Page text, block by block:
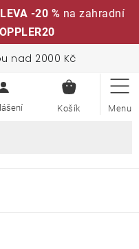
-20 % na zahradní
nad 2000 Kč
KOŠÍK